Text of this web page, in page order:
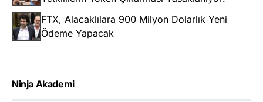
FTX, Alacaklılara 900 Milyon Dolarlık Yeni
Ödeme Yapacak
Ninja Akademi